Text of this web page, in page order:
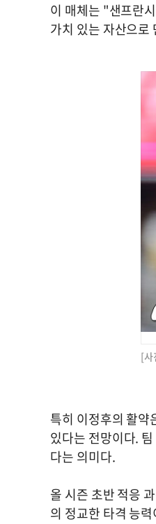
이 매체는 "샌프란
가치 있는 자산으
[
특히 이정후의 활약
있다는 전망이다.
다는 의미다.
올 시즌 초반 적응
의 정교한 타격 능